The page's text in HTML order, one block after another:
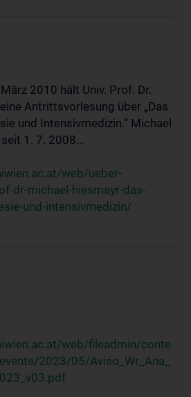
2010 hält Univ. Prof. Dr.
Antrittsvorlesung über „Das
und Intensivmedizin.“ Michael
1. 7. 2008...
web/ueber-
dr-michael-hiesmayr-das-
und-intensivmedizin/
web/fileadmin/conte
2023/05/Aviso_Wr_Ana_